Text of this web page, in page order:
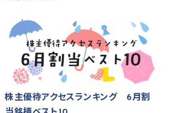
株主優待アクセスランキング 6月割